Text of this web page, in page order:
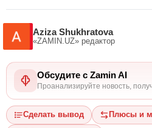
Aziza Shukhratova
«ZAMIN.UZ» редактор
Обсудите с Zamin AI
Проанализируйте новость,
Сделать вывод Плюсы и